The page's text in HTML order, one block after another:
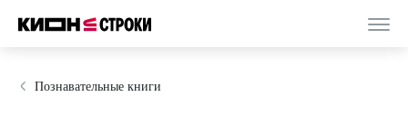
Познавательные книги